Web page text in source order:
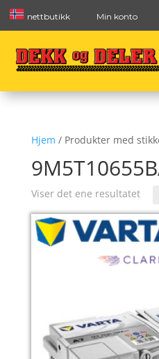
nettbutikk Min konto
Hjem / Produkter med
Viser det ene resultatet